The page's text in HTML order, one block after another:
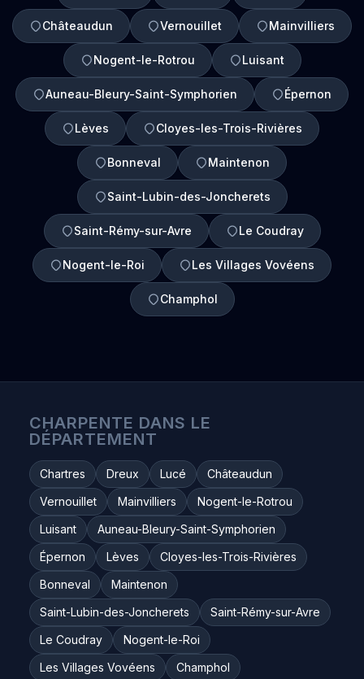
Châteaudun Vernouillet Mainvilliers
Nogent-le-Rotrou Luisant
Auneau-Bleury-Saint-Symphorien Épernon
Lèves Cloyes-les-Trois-Rivières
Bonneval Maintenon
Saint-Lubin-des-Joncherets
Saint-Rémy-sur-Avre Le Coudray
Nogent-le-Roi Les Villages Vovéens
Champhol
CHARPENTE DANS LE
DÉPARTEMENT
Chartres Dreux Lucé
Châteaudun
Vernouillet
Mainvilliers
Nogent-le-Rotrou
Luisant
Auneau-Bleury-Saint-Symphorien
Épernon
Lèves
Cloyes-les-Trois-Rivières
Bonneval
Maintenon
Saint-Lubin-des-Joncherets
Saint-Rémy-sur-Avre
Le Coudray
Nogent-le-Roi
Les Villages Vovéens
Champhol